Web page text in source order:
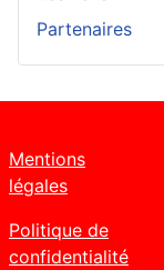
Partenaires
Mentions
légales
Politique de
confidentialité